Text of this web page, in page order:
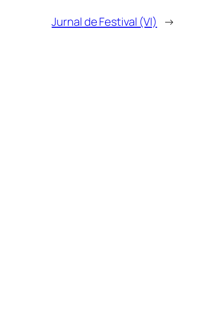
Jurnal de Festival (VI) →